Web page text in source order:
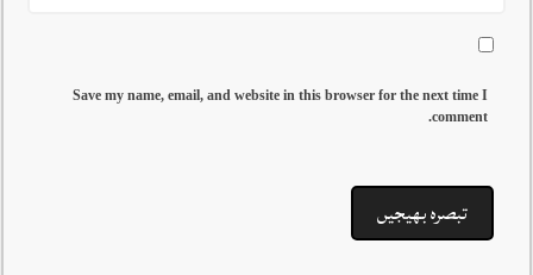
Save my name, email, and website in this browser for the next time I
comment.